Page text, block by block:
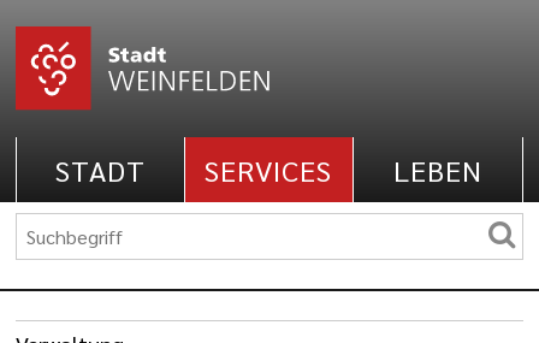
STADT SERVICES LEBEN